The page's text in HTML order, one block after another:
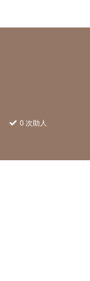
0 次助人